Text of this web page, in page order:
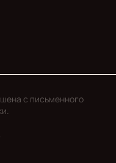
с письменного